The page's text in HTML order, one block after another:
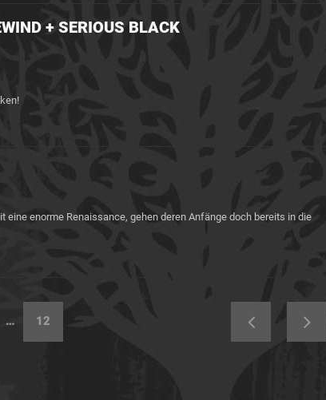
+ SERIOUS BLACK
eine enorme Renaissance, gehen deren Anfänge doch bereits in die
… 12